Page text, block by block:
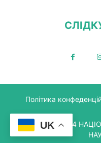
Політика
© Copyright 2024
UK